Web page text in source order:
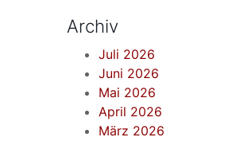
Archiv
Juli 2026
Juni 2026
Mai 2026
April 2026
März 2026